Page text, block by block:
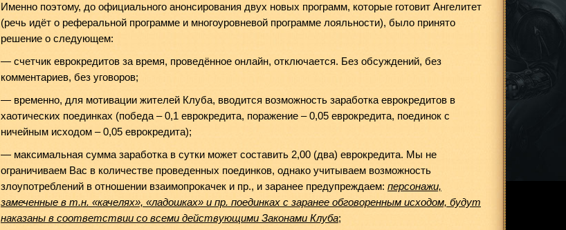
Именно поэтому, до официального анонсирования двух новых программ, которые готовит Ангелитет
(речь идёт о реферальной программе и многоуровневой программе лояльности), было принято
решение о следующем:
— счетчик еврокредитов за время, проведённое онлайн, отключается. Без обсуждений, без
комментариев, без уговоров;
— временно, для мотивации жителей Клуба, вводится возможность заработка еврокредитов в
хаотических поединках (победа – 0,1 еврокредита, поражение – 0,05 еврокредита, поединок с
ничейным исходом – 0,05 еврокредита);
— максимальная сумма заработка в сутки может составить 2,00 (два) еврокредита. Мы не
ограничиваем Вас в количестве проведенных поединков, однако учитываем возможность
злоупотреблений в отношении взаимопрокачек и пр., и заранее предупреждаем: персонажи,
замеченные в т.н. «качелях», «ладошках» и пр. поединках с заранее обговоренным исходом, будут
наказаны в соответствии со всеми действующими Законами Клуба;